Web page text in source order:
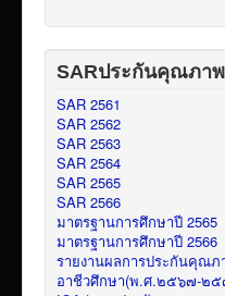
SARประกันคุณภาพ
SAR 2561
SAR 2562
SAR 2563
SAR 2564
SAR 2565
SAR 2566
มาตรฐานการศึกษาปี 2565
มาตรฐานการศึกษาปี 2566
รายงานผลการประกันคุณ
อาชีวศึกษา(พ.ศ.๒๕๖๗-๒